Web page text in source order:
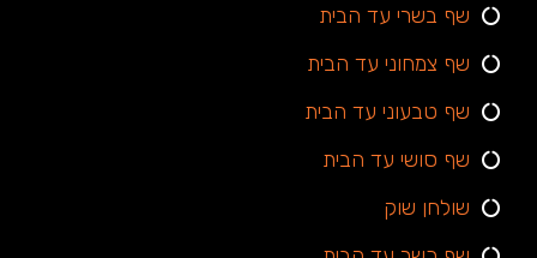
שף בשרי עד הבית
שף צמחוני עד הבית
שף טבעוני עד הבית
שף סושי עד הבית
שולחן שוק